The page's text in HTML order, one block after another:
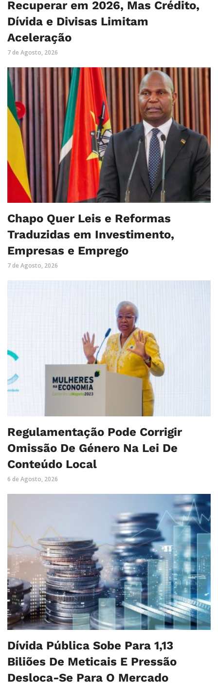
Recuperar em 2026, Mas Crédito,
Dívida e Divisas Limitam
Aceleração
7 de Agosto, 2026
Chapo Quer Leis e Reformas
Traduzidas em Investimento,
Empresas e Emprego
7 de Agosto, 2026
Regulamentação Pode Corrigir
Omissão De Género Na Lei De
Conteúdo Local
6 de Agosto, 2026
Dívida Pública Sobe Para 1,13
Biliões De Meticais E Pressão
Desloca-Se Para O Mercado